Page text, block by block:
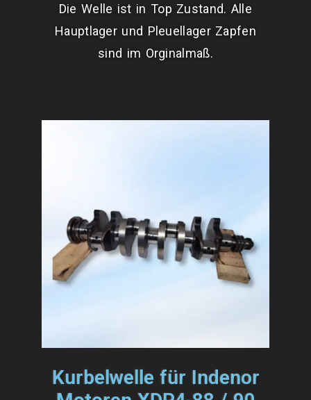
Die Welle ist in Top Zustand. Alle
Hauptlager und Pleuellager Zapfen
sind im Orginalmaß.
Kurbelwelle für Indenor